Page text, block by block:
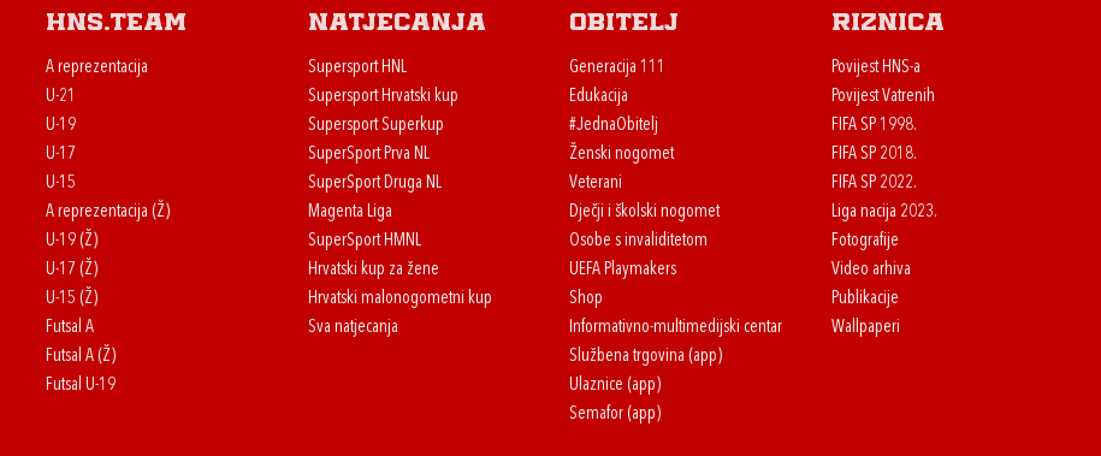
HNS.team
A reprezentacija
U-21
U-19
U-17
U-15
A reprezentacija (Ž)
U-19 (Ž)
U-17 (Ž)
U-15 (Ž)
Futsal A
Futsal A (Ž)
Futsal U-19
Natjecanja
Supersport HNL
Supersport Hrvatski kup
Supersport Superkup
SuperSport Prva NL
SuperSport Druga NL
Magenta Liga
SuperSport HMNL
Hrvatski kup za žene
Hrvatski malonogometni kup
Sva natjecanja
Obitelj
Generacija 111
Edukacija
#JednaObitelj
Ženski nogomet
Veterani
Dječji i školski nogomet
Osobe s invaliditetom
UEFA Playmakers
Shop
Informativno-multimedijski centar
Službena trgovina (app)
Ulaznice (app)
Semafor (app)
Riznica
Povijest HNS-a
Povijest Vatrenih
FIFA SP 1998.
FIFA SP 2018.
FIFA SP 2022.
Liga nacija 2023.
Fotografije
Video arhiva
Publikacije
Wallpaperi